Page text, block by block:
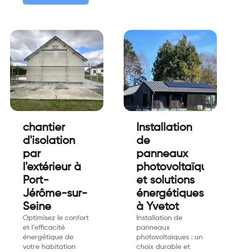
chantier
d'isolation
par
l'extérieur à
Port-
Jérôme-sur-
Seine
Optimisez le confort
et l’efficacité
énergétique de
votre habitation
Installation
de
panneaux
photovoltaïques
et solutions
énergétiques
à Yvetot
Installation de
panneaux
photovoltaïques : un
choix durable et